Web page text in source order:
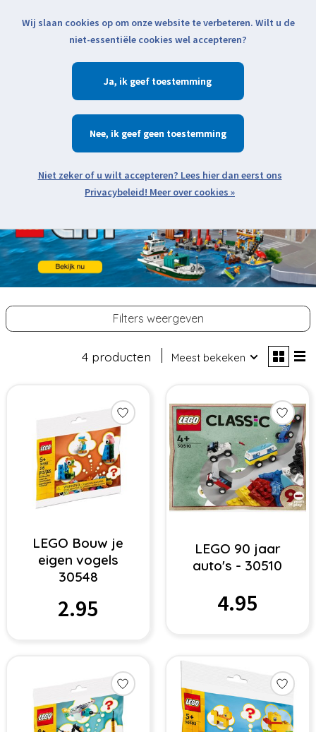
Klik voor actuele verzendinformatie...
Verlanglijst
Zoeken
Open webshop menu
Filters weergeven
4 producten Meest bekeken
LEGO Bouw je
eigen vogels
30548
2.95
LEGO 90 jaar
auto's - 30510
4.95
Wij slaan cookies op om onze website te verbeteren. Wilt u de
niet-essentiële cookies wel accepteren?
Ja
Nee
Meer over cookies »